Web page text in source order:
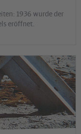
1936 wurde der
eröffnet.